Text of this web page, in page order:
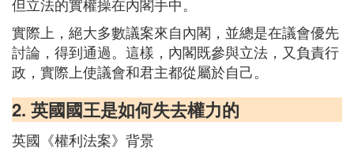
實際上，絕大多數議案來自內閣，並總是在議會優先
討論，得到通過。這樣，內閣既參與立法，又負責行
政，實際上使議會和君主都從屬於自己。
2. 英國國王是如何失去權力的
英國《權利法案》背景